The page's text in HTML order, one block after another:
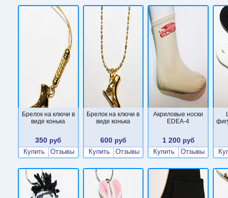
Брелок на ключи в
виде конька
350 руб
Купить
Отзывы
Брелок на ключи в
виде конька
600 руб
Купить
Отзывы
Акриловые носки
EDEA-4
1 200руб
Купить
Отзывы